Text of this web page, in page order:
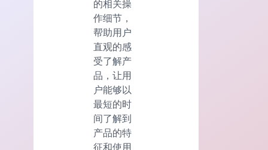
的相关操
作细节，
帮助用户
直观的感
受了解产
品，让用
户能够以
最短的时
间了解到
产品的特
征和使用